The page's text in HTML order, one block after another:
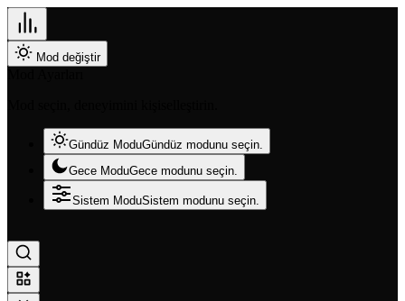
Mod değiştir
Gündüz ModuGündüz modunu seçin.
Gece ModuGece modunu seçin.
Sistem ModuSistem modunu seçin.